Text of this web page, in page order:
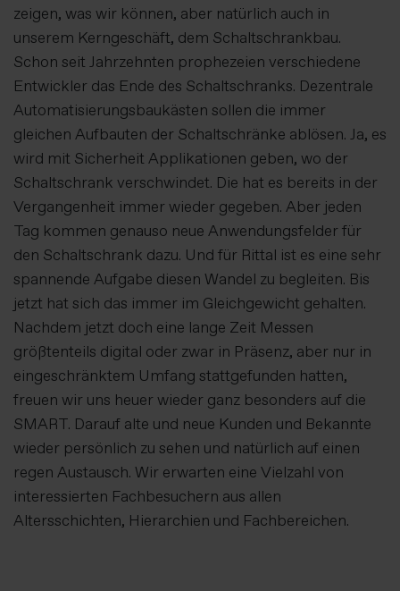
zeigen, was wir können, aber natürlich auch in
unserem Kerngeschäft, dem Schaltschrankbau.
Schon seit Jahrzehnten prophezeien verschiedene
Entwickler das Ende des Schaltschranks. Dezentrale
Automatisierungsbaukästen sollen die immer
gleichen Aufbauten der Schaltschränke ablösen. Ja, es
wird mit Sicherheit Applikationen geben, wo der
Schaltschrank verschwindet. Die hat es bereits in der
Vergangenheit immer wieder gegeben. Aber jeden
Tag kommen genauso neue Anwendungsfelder für
den Schaltschrank dazu. Und für Rittal ist es eine sehr
spannende Aufgabe diesen Wandel zu begleiten. Bis
jetzt hat sich das immer im Gleichgewicht gehalten.
Nachdem jetzt doch eine lange Zeit Messen
größtenteils digital oder zwar in Präsenz, aber nur in
eingeschränktem Umfang stattgefunden hatten,
freuen wir uns heuer wieder ganz besonders auf die
SMART. Darauf alte und neue Kunden und Bekannte
wieder persönlich zu sehen und natürlich auf einen
regen Austausch. Wir erwarten eine Vielzahl von
interessierten Fachbesuchern aus allen
Altersschichten, Hierarchien und Fachbereichen.